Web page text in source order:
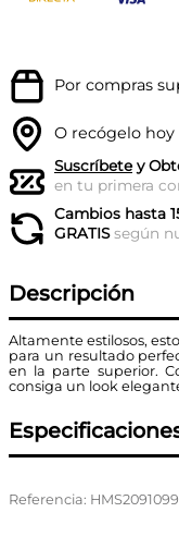
Por compras
O recógelo
Suscríbetey
en tu primera
Cambios hasta
GRATISsegún
Descripción
Altamente estilosos,
para un resultado
en la parte superior.
consiga un look
Referencia: